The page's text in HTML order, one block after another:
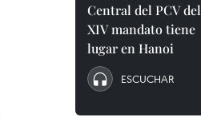
Central del PCV del
XIV mandato tiene
lugar en Hanoi
ESCUCHAR